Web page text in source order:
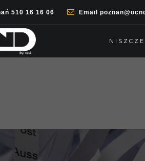
includes/operations.class.php
510 16 16 06 Email